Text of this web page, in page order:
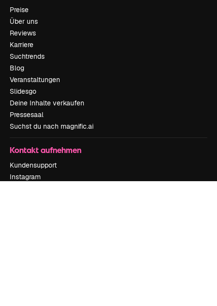
Preise
Über uns
Reviews
Karriere
Suchtrends
Blog
Veranstaltungen
Slidesgo
Deine Inhalte verkaufen
Pressesaal
Suchst du nach magnific.ai
Kontakt aufnehmen
Kundensupport
Instagram